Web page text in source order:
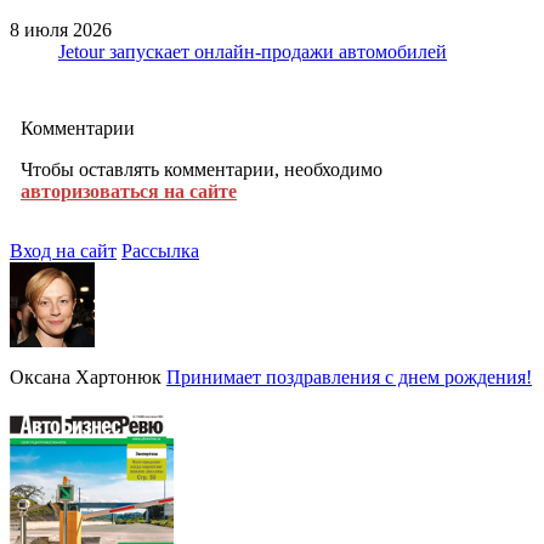
8 июля 2026
Jetour запускает онлайн-продажи автомобилей
Комментарии
Чтобы оставлять комментарии, необходимо
авторизоваться на сайте
Вход на сайт Рассылка
Оксана Хартонюк Принимает поздравления с днем рождения!